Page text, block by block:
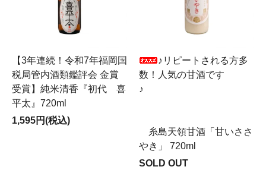
【3年連続！令和7年福岡国
税局管内酒類鑑評会 金賞
受賞】純米清香『初代 喜
平太』720ml
1,595円(税込)
♪リピートされる方多
数！人気の甘酒です
♪
糸島天領甘酒「甘いささ
やき」 720ml
SOLD OUT